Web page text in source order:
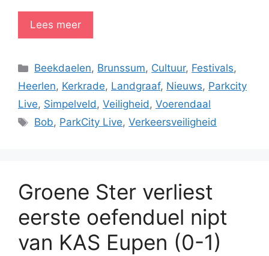
Lees meer
Categorieën
Beekdaelen, Brunssum, Cultuur, Festivals,
Heerlen, Kerkrade, Landgraaf, Nieuws, Parkcity
Live, Simpelveld, Veiligheid, Voerendaal
Tags
Bob, ParkCity Live,Verkeersveiligheid
Groene Ster verliest
eerste oefenduel nipt
van KAS Eupen (0-1)